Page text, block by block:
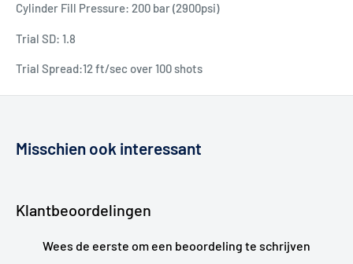
Cylinder Fill Pressure: 200 bar (2900psi)
Trial SD: 1.8
Trial Spread:12 ft/sec over 100 shots
Misschien ook interessant
Klantbeoordelingen
Wees de eerste om een beoordeling te schrijven